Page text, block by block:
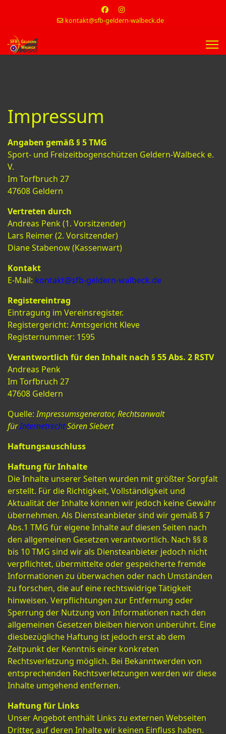
kontakt@sfb-geldern-walbeck.de
Impressum
Angaben gemäß § 5 TMG
Sport- und Freizeitbogenschützen Geldern-Walbeck e.
V.
Im Torfbruch 27
47608 Geldern
Vertreten durch
Andreas Penk (1. Vorsitzender)
Lars Reimer (2. Vorsitzender)
Diane Stabenow (Kassenwart)
Kontakt
E-Mail: kontakt@sfb-geldern-walbeck.de
Registereintrag
Eintragung im Vereinsregister.
Registergericht: Amtsgericht Kleve
Registernummer: 1595
Verantwortlich für den Inhalt nach § 55 Abs. 2 RSTV
Andreas Penk
Im Torfbruch 27
47608 Geldern
Quelle:Impressumsgenerator, Rechtsanwalt
fürInternetrechtSören Siebert
Haftungsauschluss
Haftung für Inhalte
Die Inhalte unserer Seiten wurden mit größter Sorgfalt
erstellt. Für die Richtigkeit, Vollständigkeit und
Aktualität der Inhalte können wir jedoch keine Gewähr
übernehmen. Als Diensteanbieter sind wir gemäß § 7
Abs.1 TMG für eigene Inhalte auf diesen Seiten nach
den allgemeinen Gesetzen verantwortlich. Nach §§ 8
bis 10 TMG sind wir als Diensteanbieter jedoch nicht
verpflichtet, übermittelte oder gespeicherte fremde
Informationen zu überwachen oder nach Umständen
zu forschen, die auf eine rechtswidrige Tätigkeit
hinweisen. Verpflichtungen zur Entfernung oder
Sperrung der Nutzung von Informationen nach den
allgemeinen Gesetzen bleiben hiervon unberührt. Eine
diesbezügliche Haftung ist jedoch erst ab dem
Zeitpunkt der Kenntnis einer konkreten
Rechtsverletzung möglich. Bei Bekanntwerden von
entsprechenden Rechtsverletzungen werden wir diese
Inhalte umgehend entfernen.
Haftung für Links
Unser Angebot enthält Links zu externen Webseiten
Dritter, auf deren Inhalte wir keinen Einfluss haben.